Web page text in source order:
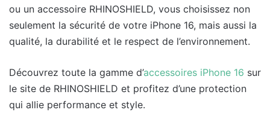
ou un accessoire RHINOSHIELD, vous choisissez non
seulement la sécurité de votre iPhone 16, mais aussi la
qualité, la durabilité et le respect de l’environnement.
Découvrez toute la gamme d’accessoires iPhone 16 sur
le site de RHINOSHIELD et profitez d’une protection
qui allie performance et style.